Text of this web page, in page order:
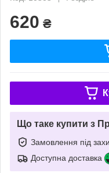
620 ₴
Що таке купити з
Замовлення під
Доступна доставка